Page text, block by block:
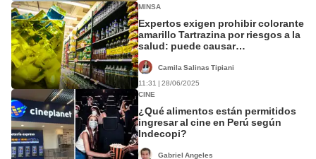
MINSA
Expertos exigen prohibir colorante
amarillo Tartrazina por riesgos a la
salud: puede causar
alergiasCamila Salinas Tipiani
11:31 | 28/06/2025
CINE
¿Qué alimentos están permitidos
ingresar al cine en Perú según
Indecopi?
Gabriel Angeles